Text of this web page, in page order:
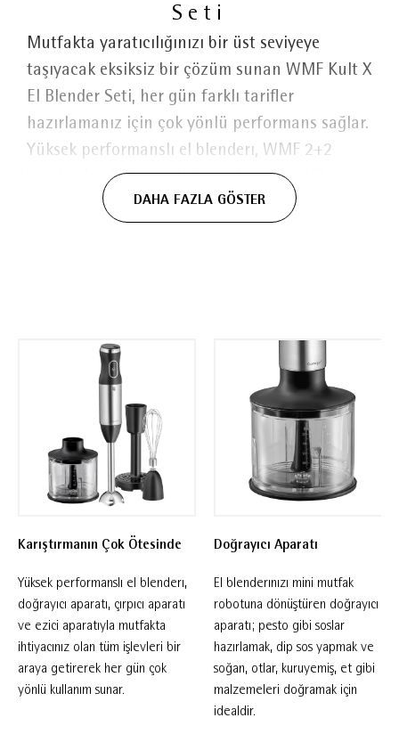
Seti
Mutfakta yaratıcılığınızı bir üst seviyeye
taşıyacak eksiksiz bir çözüm sunan WMF Kult X
El Blender Seti, her gün farklı tarifler
hazırlamanız için çok yönlü performans sağlar.
Yüksek performanslı el blenderı, WMF 2+2
bıçak teknolojisine sahip paslanmaz çelik
bıçakları sayesinde çorba, dip sos ve daha
hazırlamanızı sağlar. Çırpıcı aparatı krema,
yumurta akı ve hafif hamurları çırpmak için
idealken, ezici aparatı bebek mamaları ve
püreleri mükemmel kıvamda hazırlamanıza
yardımcı olur. 700 ml karıştırma kabı ise tüm
hazırlık süreçlerinde pratik kullanım sunarak
düğmeleri, ergonomik tutuşu ve 600 W yüksek
performanslı motoruyla bu set, her kullanımda
üstün sonuçlar elde etmenizi sağlar.
DAHA FAZLA GÖSTER
Karıştırmanın Çok Ötesinde
Yüksek performanslı el blenderı,
doğrayıcı aparatı, çırpıcı aparatı
ve ezici aparatıyla mutfakta
ihtiyacınız olan tüm işlevleri bir
araya getirerek her gün çok
yönlü kullanım sunar.
Doğrayıcı Aparatı
El blenderınızı mini mutfak
robotuna dönüştüren doğrayıcı
aparatı; pesto gibi soslar
hazırlamak, dip sos yapmak ve
soğan, otlar, kuruyemiş, et gibi
malzemeleri doğramak için
idealdir.